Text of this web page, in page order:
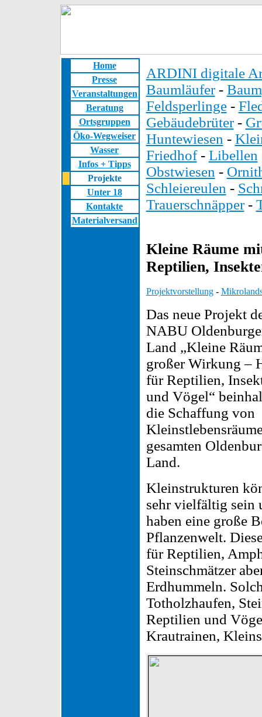
Home
Presse
Veranstaltungen
Beratung
Ortsgruppen
Öko-Wegweiser
Wasser
Infos + Tipps
Projekte
Unter 18
Kontakte
Materialversand
ARDINI digitale
Baumläufer-
Feldsperlinge-
Gebäudebrüter-
Huntewiesen -
Friedhof- Libellen
Obstwiesen -
Schleiereulen -
Trauerschnäpper-
Kleine Räume
Reptilien,
Projektvorstellung-
Das neue Projekt
NABU
Land „Kleine
großer Wirkung –
für Reptilien,
und Vögel“
die Schaffung von
gesamten
Land.
Kleinstrukturen
sehr vielfältig sein
haben eine große
Pflanzenwelt.
für Reptilien,
Steinschmätzer
Erdhummeln.
Totholzhaufen,
Reptilien und
Krautrainen,